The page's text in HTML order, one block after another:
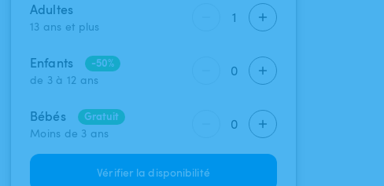
Adultes
13 ans et plus
1
Enfants
-50%
de 3 à 12 ans
0
Bébés
Gratuit
Moins de 3 ans
0
Vérifier la disponibilité